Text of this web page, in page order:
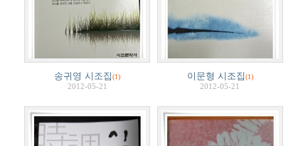
송귀영 시조집(1)
2012-05-21
이문형 시조집(1)
2012-05-21